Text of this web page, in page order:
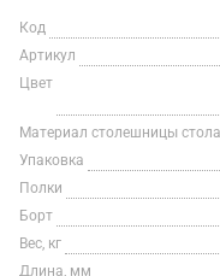
Код
Артикул
Цвет
Материал столешницы стола
Упаковка
Полки
Борт
Вес, кг
Длина, мм